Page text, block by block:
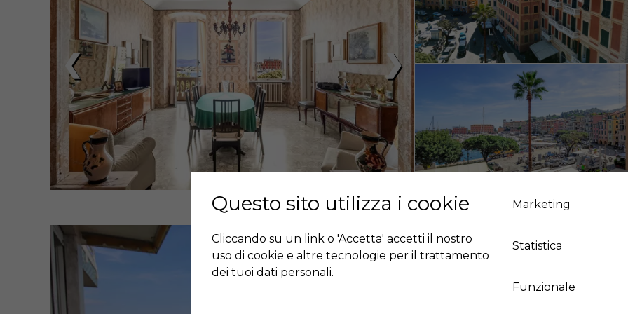
❯
❮
Questo sito utilizza i cookie
Cliccando su un link o 'Accetta' accetti il ​​nostro
uso di cookie e altre tecnologie per il trattamento
dei tuoi dati personali.
Marketing
Statistica
Funzionale